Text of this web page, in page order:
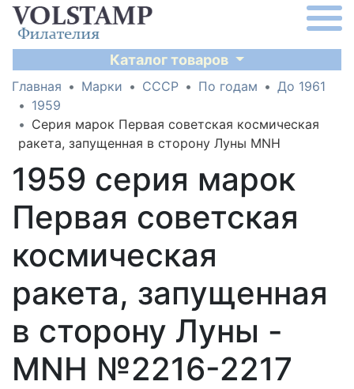
Каталог товаров
Главная Марки СССР По годам
До 1961
1959
Серия марок Первая советская космическая
ракета, запущенная в сторону Луны MNH
1959 серия марок
Первая советская
космическая
ракета, запущенная
в сторону Луны -
MNH №2216-2217